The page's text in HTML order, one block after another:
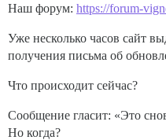
Наш форум: https://forum-
Уже несколько часов сайт
получения письма об
Что происходит сейчас?
Сообщение гласит: «Это
Но когда?